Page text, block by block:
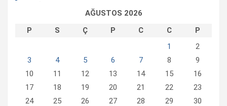
AĞUSTOS 2026
P
S Ç P C C
P
1
2
3
4 5 6 7 8
9
10
11 12 13 14 15
16
17
18 19 20 21 22
23
24
25 26 27 28 29
30